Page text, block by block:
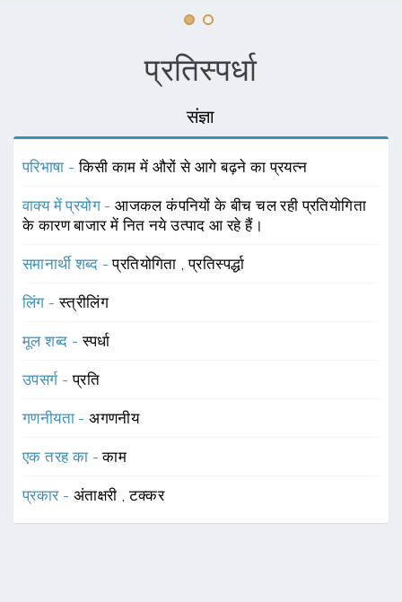
प्रतिस्पर्धा
संज्ञा
परिभाषा -किसी काम में औरों से आगे बढ़ने का प्रयत्न
वाक्य में प्रयोग -आजकल कंपनियों के बीच चल रही प्रतियोगिता
के कारण बाजार में नित नये उत्पाद आ रहे हैं।
समानार्थी शब्द -प्रतियोगिता ,प्रतिस्पर्द्धा
लिंग -स्त्रीलिंग
मूल शब्द -स्पर्धा
उपसर्ग -प्रति
गणनीयता -अगणनीय
एक तरह का -काम
प्रकार - अंताक्षरी ,टक्कर